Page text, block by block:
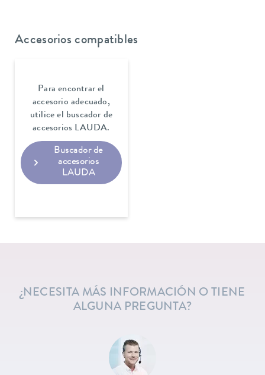
Accesorios compatibles
Para encontrar el
accesorio adecuado,
utilice el buscador de
accesorios LAUDA.
Buscador de
accesorios
LAUDA
¿NECESITA MÁS INFORMACIÓN O TIENE
ALGUNA PREGUNTA?